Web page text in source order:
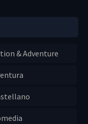
& Adventure